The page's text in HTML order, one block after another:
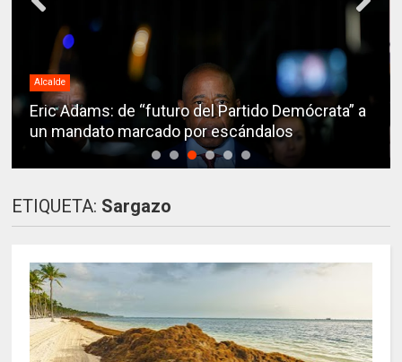
Alcalde
Eric Adams: de “futuro del Partido Demócrata” a
un mandato marcado por escándalos
ETIQUETA: Sargazo